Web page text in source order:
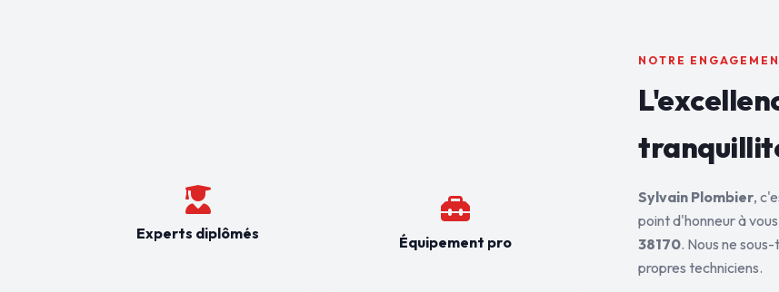
Experts diplômés Équipement pro
NOTRE
Sylvain Plombier,
point d'honneur à
38170. Nous ne
propres techniciens.